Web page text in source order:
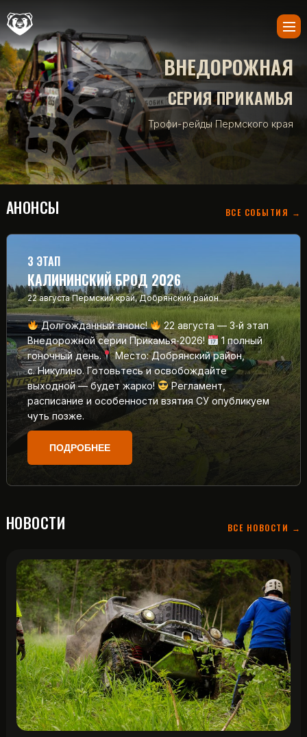
ВНЕДОРОЖНАЯ
СЕРИЯ ПРИКАМЬЯ
Трофи-рейды Пермского края
АНОНСЫ ВСЕ СОБЫТИЯ →
3 ЭТАП
КАЛИНИНСКИЙ БРОД 2026
22 августа Пермский край, Добрянский район
Долгожданный анонс!
22 августа — 3‑й этап
Внедорожной серии Прикамья‑2026!
1 полный
гоночный день.
Место: Добрянский район,
с. Никулино. Готовьтесь и освобождайте
выходной — будет жарко!
Регламент,
расписание и особенности взятия СУ опубликуем
чуть позже.
ПОДРОБНЕЕ
НОВОСТИ ВСЕ НОВОСТИ →